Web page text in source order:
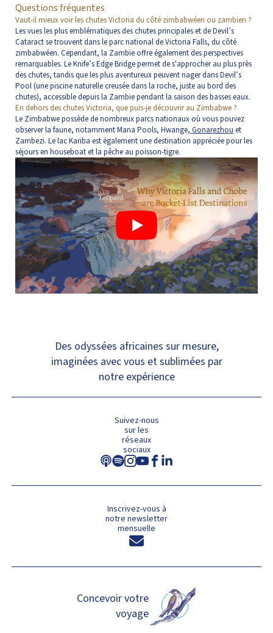
Questions fréquentes
Vaut-il mieux voir les chutes Victoria du côté zimbabwéen ou zambien ?
Les vues les plus emblématiques des chutes principales et de Devil’s
Cataract se trouvent dans le parc national de Victoria Falls, du côté
zimbabwéen. Cependant, la Zambie offre également des perspectives
remarquables. Le Knife’s Edge Bridge permet de s'approcher au plus près
des chutes, tandis que les plus aventureux peuvent nager dans Devil’s
Pool (une piscine naturelle creusée dans la roche, juste au bord des
chutes), accessible depuis la Zambie pendant la saison des basses eaux.
En dehors des chutes Victoria, que puis-je découvrir au Zimbabwe ?
Le Zimbabwe possède de nombreux parcs nationaux où vous pouvez
observer la faune, notamment Mana Pools, Hwange, Gonarezhou et
Zambezi. Le lac Kariba est également une destination appréciée pour les
séjours en houseboat et la pêche au poisson-tigre.
Play
Des odyssées africaines sur mesure,
imaginées avec vous et sublimées par
notre expérience
Suivez-nous
sur les
réseaux
sociaux
Inscrivez-vous à
notre newsletter
mensuelle
Concevoir votre
voyage